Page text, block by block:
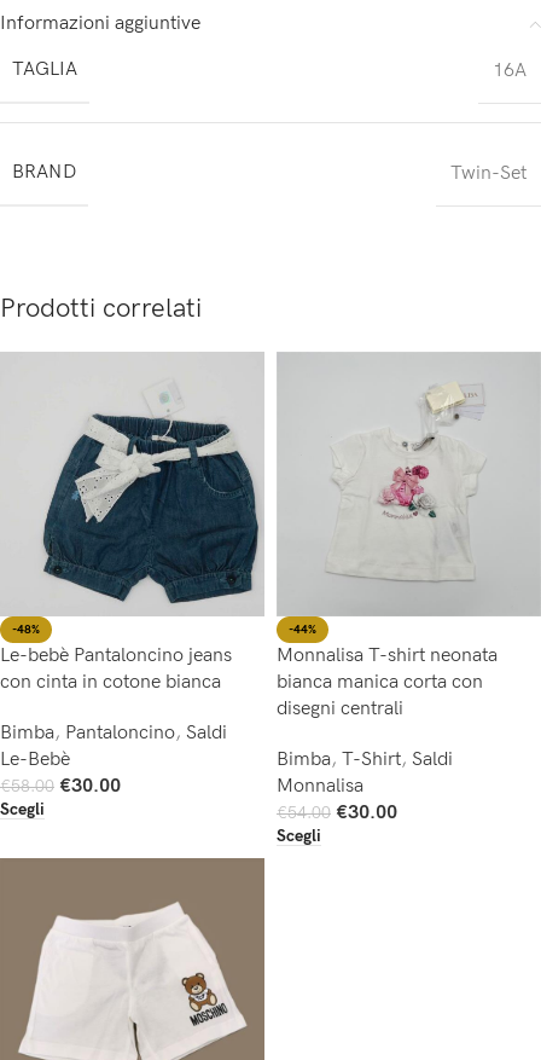
Informazioni aggiuntive
TAGLIA
16A
BRAND Twin-Set
Prodotti correlati
-48%
Le-bebè Pantaloncino jeans
con cinta in cotone bianca
Bimba, Pantaloncino, Saldi
Le-Bebè
€58.00 €30.00
Scegli
-44%
Monnalisa T-shirt neonata
bianca manica corta con
disegni centrali
Bimba, T-Shirt, Saldi
Monnalisa
€54.00 €30.00
Scegli